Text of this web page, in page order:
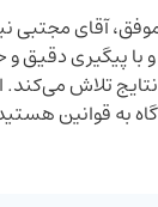
آقای مجتبی
با پیگیری دقیق و
تلاش می‌کند.
به قوانین